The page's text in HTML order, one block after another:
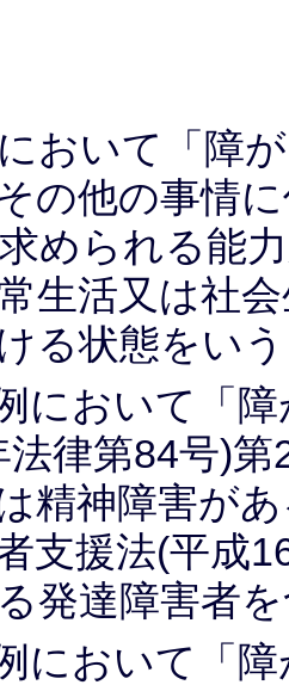
おいて「障
の他の事情
められる能
生活又は社
る状態をい
において「
法律第84号)
精神障害が
支援法(平成
発達障害者
において「